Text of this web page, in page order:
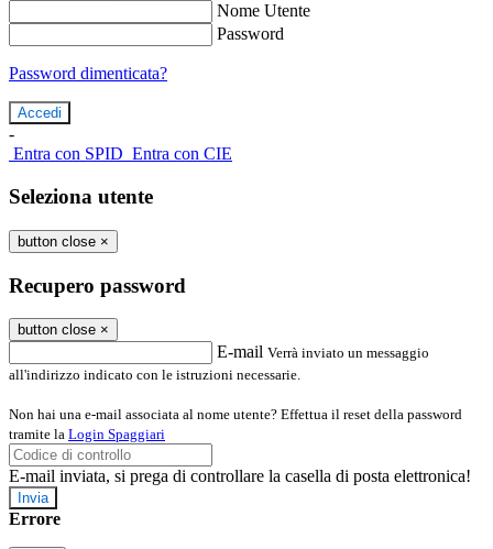
Nome Utente
Password
Password dimenticata?
-
Entra con SPID Entra con CIE
Seleziona utente
button close ×
Recupero password
button close ×
E-mail Verrà inviato un messaggio
all'indirizzo indicato con le istruzioni necessarie.
Non hai una e-mail associata al nome utente? Effettua il reset della password
tramite la Login Spaggiari
E-mail inviata, si prega di controllare la casella di posta elettronica!
Errore